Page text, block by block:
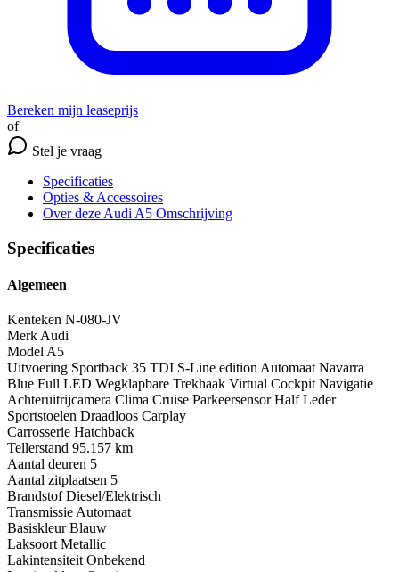
Bereken mijn leaseprijs
of
Stel je vraag
Specificaties
Opties & Accessoires
Over deze Audi A5 Omschrijving
Specificaties
Algemeen
Kenteken N-080-JV
Merk Audi
Model A5
Uitvoering Sportback 35 TDI S-Line edition Automaat Navarra
Blue Full LED Wegklapbare Trekhaak Virtual Cockpit Navigatie
Achteruitrijcamera Clima Cruise Parkeersensor Half Leder
Sportstoelen Draadloos Carplay
Carrosserie Hatchback
Tellerstand 95.157 km
Aantal deuren 5
Aantal zitplaatsen 5
Brandstof Diesel/Elektrisch
Transmissie Automaat
Basiskleur Blauw
Laksoort Metallic
Lakintensiteit Onbekend